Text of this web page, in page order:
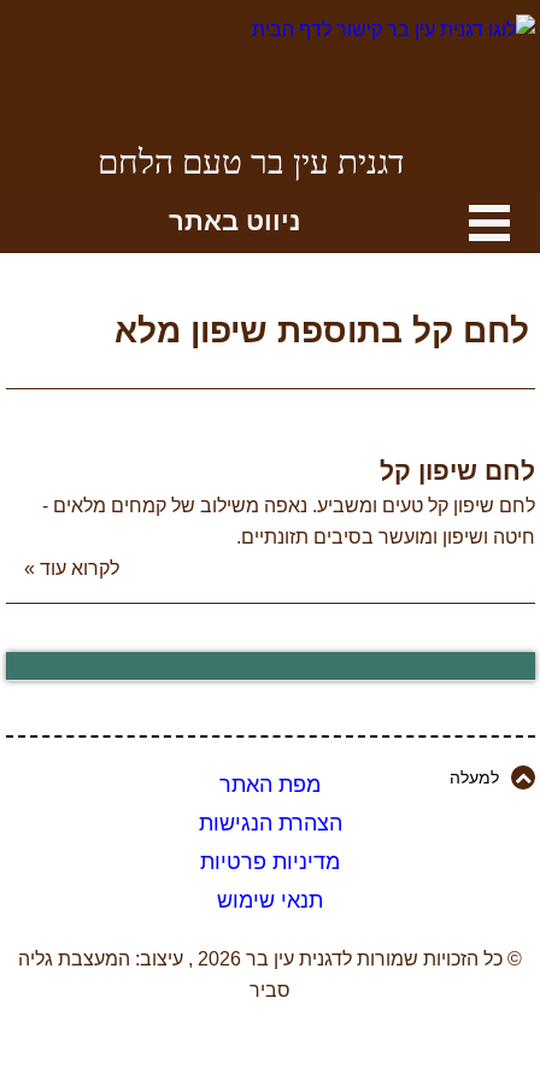
דגנית עין בר טעם הלחם
ניווט באתר
לחם קל בתוספת שיפון מלא
לחם שיפון קל
לחם שיפון קל טעים ומשביע. נאפה משילוב של קמחים מלאים -
חיטה ושיפון ומועשר בסיבים תזונתיים.
לקרוא עוד »
למעלה
מפת האתר
הצהרת הנגישות
מדיניות פרטיות
תנאי שימוש
© כל הזכויות שמורות לדגנית עין בר 2026 , עיצוב: המעצבת גליה
סביר